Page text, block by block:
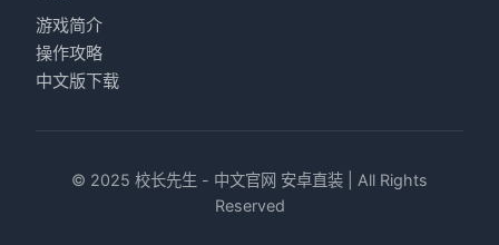
游戏简介
操作攻略
中文版下载
© 2025 校长先生 - 中文官网 安卓直装 | All Rights
Reserved